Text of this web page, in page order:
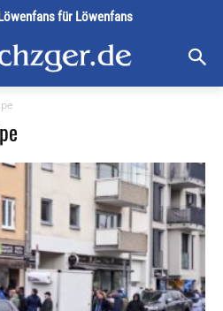
für Löwenfans